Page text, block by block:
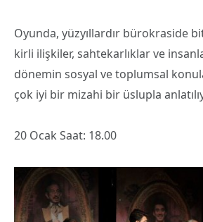
Oyunda, yüzyıllardır bürokraside
kirli ilişkiler, sahtekarlıklar ve
dönemin sosyal ve toplumsal
çok iyi bir mizahi bir üslupla
20 Ocak Saat: 18.00